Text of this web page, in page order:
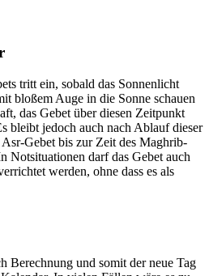
tritt ein, sobald das Sonnenlicht
bloßem Auge in die Sonne schauen
das Gebet über diesen Zeitpunkt
bleibt jedoch auch nach Ablauf dieser
Gebet bis zur Zeit des Maghrib-
Notsituationen darf das Gebet auch
werden, ohne dass es als
Berechnung und somit der neue Tag